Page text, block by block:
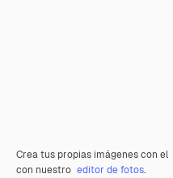
Crea tus propias imágenes con el
con nuestro editor de fotos.